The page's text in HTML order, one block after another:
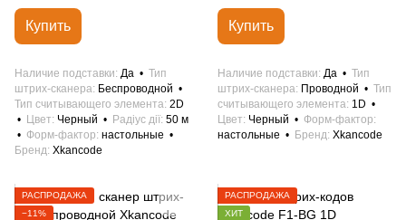
Купить
Наличие подставки Да
Тип
штрих-сканера Беспроводной
Тип считывающего элемента 2D
Цвет Черный Радіус дії 50 м
Форм-фактор настольные
Бренд Xkancode
Купить
Наличие подставки Да
Тип
штрих-сканера Проводной
Тип
считывающего элемента 1D
Цвет Черный
Форм-фактор
настольные
Бренд Xkancode
РАСПРОДАЖА
−11%
РАСПРОДАЖА
ХИТ